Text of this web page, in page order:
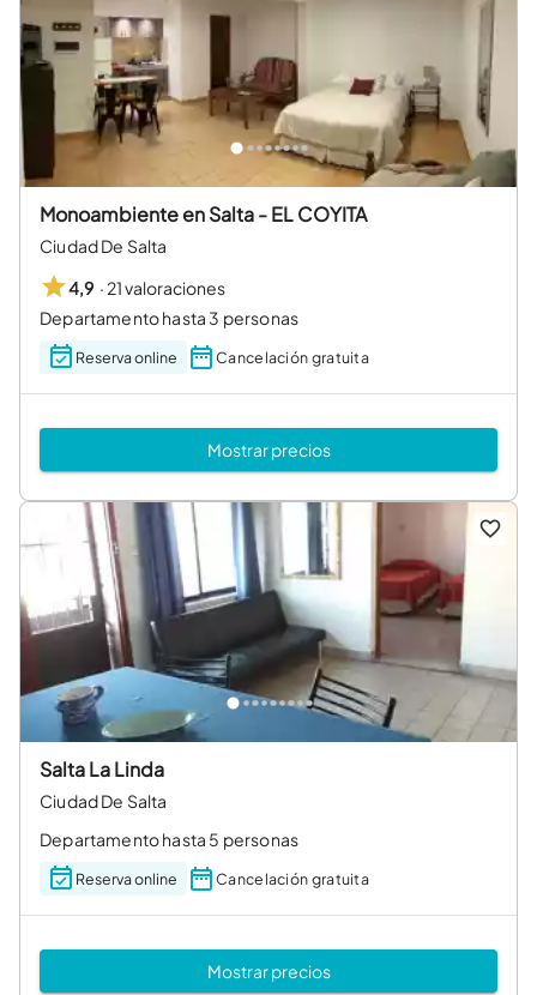
Monoambiente en Salta - EL COYITA
Ciudad De Salta
4,9 · 21 valoraciones
Departamento hasta 3 personas
Reserva online Cancelación gratuita
Mostrar precios
Salta La Linda
Ciudad De Salta
Departamento hasta 5 personas
Reserva online Cancelación gratuita
Mostrar precios